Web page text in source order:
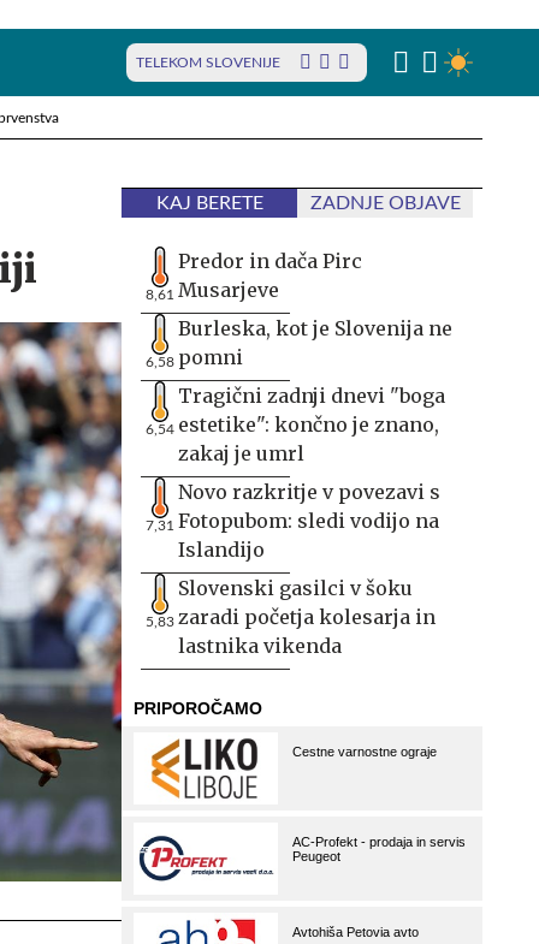
TELEKOM SLOVENIJE
KAJ BERETE ZADNJE OBJAVE
8,61
Predor in dača Pirc
Musarjeve
6,58
Burleska, kot je Slovenija ne
pomni
6,54
Tragični zadnji dnevi "boga
estetike": končno je znano,
zakaj je umrl
7,31
Novo razkritje v povezavi s
Fotopubom: sledi vodijo na
Islandijo
5,83
Slovenski gasilci v šoku
zaradi početja kolesarja in
lastnika vikenda